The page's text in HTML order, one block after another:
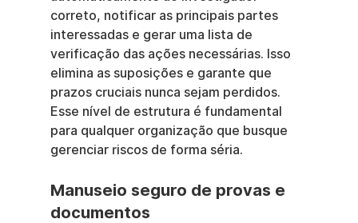
correto, notificar as principais partes
interessadas e gerar uma lista de
verificação das ações necessárias. Isso
elimina as suposições e garante que
prazos cruciais nunca sejam perdidos.
Esse nível de estrutura é fundamental
para qualquer organização que busque
gerenciar riscos de forma séria.
Manuseio seguro de provas e
documentos